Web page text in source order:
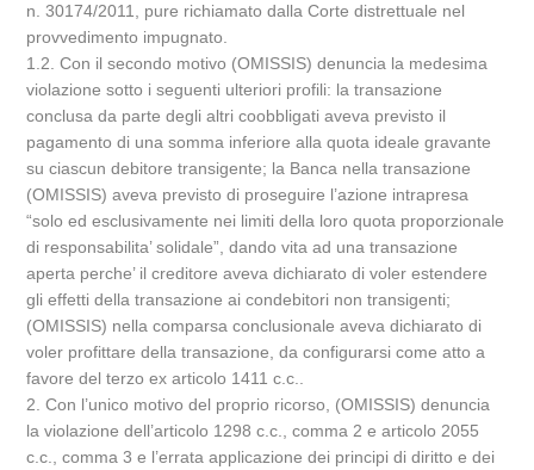
n. 30174/2011, pure richiamato dalla Corte distrettuale nel
provvedimento impugnato.
1.2. Con il secondo motivo (OMISSIS) denuncia la medesima
violazione sotto i seguenti ulteriori profili: la transazione
conclusa da parte degli altri coobbligati aveva previsto il
pagamento di una somma inferiore alla quota ideale gravante
su ciascun debitore transigente; la Banca nella transazione
(OMISSIS) aveva previsto di proseguire l’azione intrapresa
“solo ed esclusivamente nei limiti della loro quota proporzionale
di responsabilita’ solidale”, dando vita ad una transazione
aperta perche’ il creditore aveva dichiarato di voler estendere
gli effetti della transazione ai condebitori non transigenti;
(OMISSIS) nella comparsa conclusionale aveva dichiarato di
voler profittare della transazione, da configurarsi come atto a
favore del terzo ex articolo 1411 c.c..
2. Con l’unico motivo del proprio ricorso, (OMISSIS) denuncia
la violazione dell’articolo 1298 c.c., comma 2 e articolo 2055
c.c., comma 3 e l’errata applicazione dei principi di diritto e dei